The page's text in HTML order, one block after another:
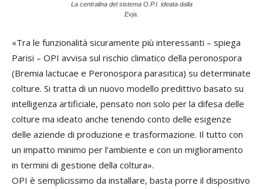
La centralina del sistema O.P.I. ideata dalla
Evja.
«Tra le funzionalità sicuramente più interessanti – spiega
Parisi – OPI avvisa sul rischio climatico della peronospora
(Bremia lactucae e Peronospora parasitica) su determinate
colture. Si tratta di un nuovo modello predittivo basato su
intelligenza artificiale, pensato non solo per la difesa delle
colture ma ideato anche tenendo conto delle esigenze
delle aziende di produzione e trasformazione. Il tutto con
un impatto minimo per l’ambiente e con un miglioramento
in termini di gestione della coltura».
OPI è semplicissimo da installare, basta porre il dispositivo